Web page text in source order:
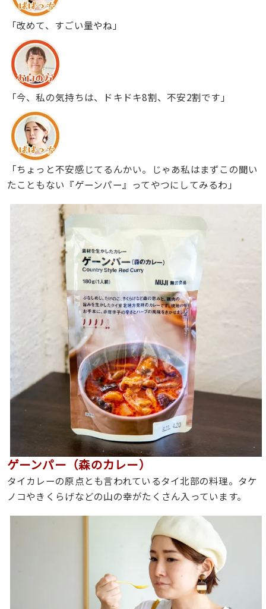
「改めて、すごい量やね」
「今、私の気持ちは、ドキドキ8割、不安2割です」
「ちょっと不安感じてるんかい。じゃあ私はまずこの聞い
たこともない『ゲーンパー』ってやつにしてみるわ」
ゲーンパー（森のカレー）
タイカレーの原点とも言われているタイ北部の料理。タケ
ノコやきくらげなどの山の幸がたくさん入っています。